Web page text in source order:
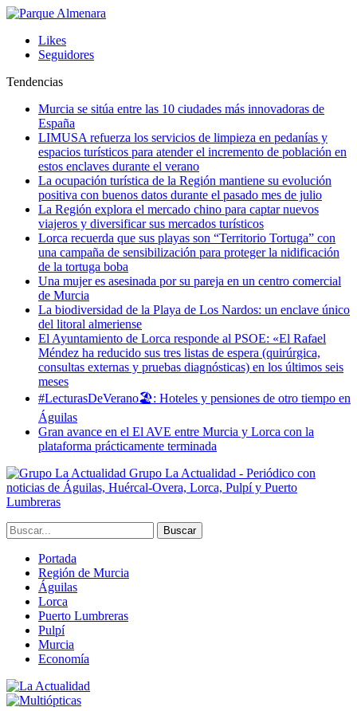
Likes
Seguidores
Tendencias
Murcia se sitúa entre las 10 ciudades más innovadoras de
España
LIMUSA refuerza los servicios de limpieza en pedanías y
espacios turísticos para atender el incremento de población en
estos enclaves durante el verano
La ocupación turística de la Región mantiene su evolución
positiva con buenos datos durante el pasado mes de julio
La Región explora el mercado chino para captar nuevos
viajeros y diversificar sus mercados turísticos
Lorca recuerda que sus playas son “Territorio Tortuga” con
una campaña de sensibilización para proteger la nidificación
de la tortuga boba
Una mujer es asesinada por su pareja en un centro comercial
de Murcia
La biodiversidad de la Playa de Los Nardos: un enclave único
del litoral almeriense
El Ayuntamiento de Lorca responde al PSOE: «El Rafael
Méndez ha reducido sus tres listas de espera (quirúrgica,
consultas externas y pruebas diagnósticas) en los últimos seis
meses
#LecturasDeVerano🏖: Hoteles y pensiones de otro tiempo en
Águilas
Gran avance en el El AVE entre Murcia y Lorca con la
plataforma prácticamente terminada
Grupo La Actualidad - Periódico con
noticias de Águilas, Huércal-Overa, Lorca, Pulpí y Puerto
Lumbreras
Portada
Región de Murcia
Águilas
Lorca
Puerto Lumbreras
Pulpí
Murcia
Economía